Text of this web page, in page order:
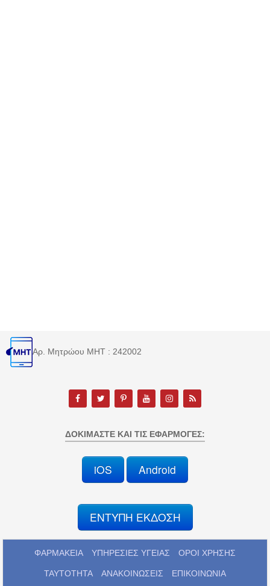
Αρ. Μητρώου MHT : 242002
ΔΟΚΙΜΆΣΤΕ ΚΑΙ ΤΙΣ ΕΦΑΡΜΟΓΈΣ:
iOS Android
ΕΝΤΥΠΗ ΕΚΔΟΣΗ
ΦΑΡΜΑΚΕΙΑ ΥΠΗΡΕΣΙΕΣ ΥΓΕΙΑΣ ΟΡΟΙ ΧΡΗΣΗΣ
ΤΑΥΤΟΤΗΤΑ ΑΝΑΚΟΙΝΩΣΕΙΣ ΕΠΙΚΟΙΝΩΝΙΑ